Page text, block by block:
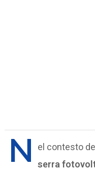
N
el contesto
serra